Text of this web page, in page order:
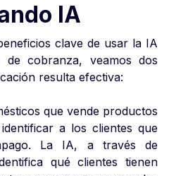
IA
clave de usar la IA
de cobranza, veamos dos
resulta efectiva:
que vende productos
a los clientes que
La IA, a través de
qué clientes tienen